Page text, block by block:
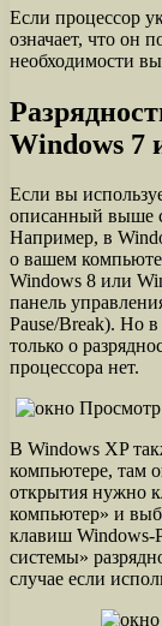
Если процессор
означает, что он
необходимости
Windows 7
Если вы
описанный выше
Например, в
о вашем
Windows 8 или
панель
Pause/Break). Но
только о
процессора нет.
В Windows XP
компьютере, там
открытия нужно
компьютер» и
клавиш Windows-
системы»
случае если